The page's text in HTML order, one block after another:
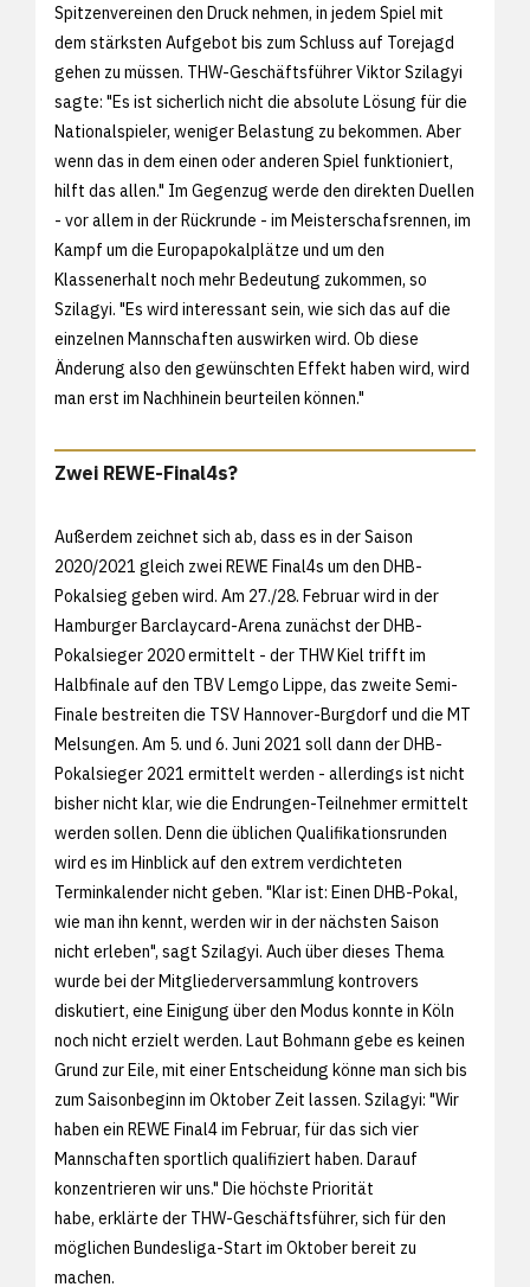
Spitzenvereinen den Druck nehmen, in jedem Spiel mit
dem stärksten Aufgebot bis zum Schluss auf Torejagd
gehen zu müssen. THW-Geschäftsführer Viktor Szilagyi
sagte: "Es ist sicherlich nicht die absolute Lösung für die
Nationalspieler, weniger Belastung zu bekommen. Aber
wenn das in dem einen oder anderen Spiel funktioniert,
hilft das allen." Im Gegenzug werde den direkten Duellen
- vor allem in der Rückrunde - im Meisterschafsrennen, im
Kampf um die Europapokalplätze und um den
Klassenerhalt noch mehr Bedeutung zukommen, so
Szilagyi. "Es wird interessant sein, wie sich das auf die
einzelnen Mannschaften auswirken wird. Ob diese
Änderung also den gewünschten Effekt haben wird, wird
man erst im Nachhinein beurteilen können."
Zwei REWE-Final4s?
Außerdem zeichnet sich ab, dass es in der Saison
2020/2021 gleich zwei REWE Final4s um den DHB-
Pokalsieg geben wird. Am 27./28. Februar wird in der
Hamburger Barclaycard-Arena zunächst der DHB-
Pokalsieger 2020 ermittelt - der THW Kiel trifft im
Halbfinale auf den TBV Lemgo Lippe, das zweite Semi-
Finale bestreiten die TSV Hannover-Burgdorf und die MT
Melsungen. Am 5. und 6. Juni 2021 soll dann der DHB-
Pokalsieger 2021 ermittelt werden - allerdings ist nicht
bisher nicht klar, wie die Endrungen-Teilnehmer ermittelt
werden sollen. Denn die üblichen Qualifikationsrunden
wird es im Hinblick auf den extrem verdichteten
Terminkalender nicht geben. "Klar ist: Einen DHB-Pokal,
wie man ihn kennt, werden wir in der nächsten Saison
nicht erleben", sagt Szilagyi. Auch über dieses Thema
wurde bei der Mitgliederversammlung kontrovers
diskutiert, eine Einigung über den Modus konnte in Köln
noch nicht erzielt werden. Laut Bohmann gebe es keinen
Grund zur Eile, mit einer Entscheidung könne man sich bis
zum Saisonbeginn im Oktober Zeit lassen. Szilagyi: "Wir
haben ein REWE Final4 im Februar, für das sich vier
Mannschaften sportlich qualifiziert haben. Darauf
konzentrieren wir uns." Die höchste Priorität
habe, erklärte der THW-Geschäftsführer, sich für den
möglichen Bundesliga-Start im Oktober bereit zu
machen.